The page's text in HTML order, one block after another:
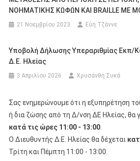
ΝΟΗΜΑΤΙΚΗΣ ΚΩΦΩΝ ΚΑΙ BRAILLE ΜΕ
21 Νοεμβρίου 2023 Εύη Τζάννε
Υποβολή Δήλωσης Υπεραριθμίας Εκπ/
Δ.Ε. Ηλείας
3 Απριλίου 2026 Χρυσάνθη Συκά
Σας ενημερώνουμε ότι η εξυπηρέτηση
ή δια ζώσης από τη Δ/νση ΔΕ Ηλείας, θα
κατά τις ώρες 11:00 - 13:00.
Ο Διευθυντής Δ.Ε. Ηλείας θα δέχεται
Τρίτη και Πέμπτη 11:00 - 13:00.